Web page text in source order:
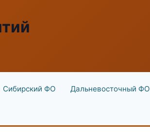
Сибирский ФО Дальневосточный ФО